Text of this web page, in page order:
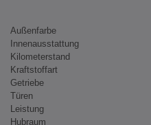
Außenfarbe
Innenausstattung
Kilometerstand
Kraftstoffart
Getriebe
Türen
Leistung
Hubraum